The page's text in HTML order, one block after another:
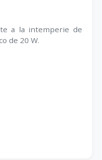
a la intemperie de
de 20 W.